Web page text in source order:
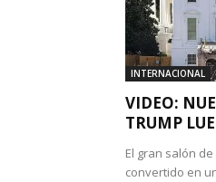
INTERNACIONAL
VIDEO:
TRUMP
El gran salón
convertido en